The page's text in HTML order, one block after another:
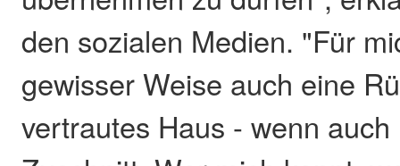
den sozialen Medien. "Für
gewisser Weise auch eine
vertrautes Haus - wenn